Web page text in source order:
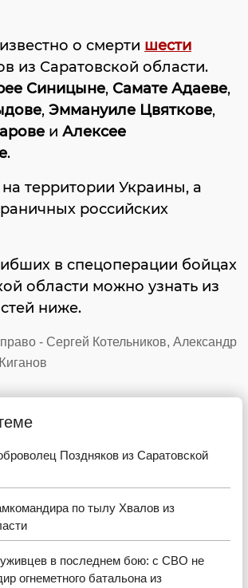
о смерти шести
из Саратовской области.
Синицыне, Самате Адаеве,
, Эммануиле Цвяткове,
и Алексее
.
территории Украины, а
российских
в спецоперации бойцах
области можно узнать из
ниже.
- Сергей Котельников, Александр
Поздняков из Саратовской
по тылу Хвалов из
в последнем бою: с СВО не
огнеметного батальона из